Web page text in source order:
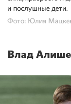
и послушные дети.
Фото: Юлия
Влад